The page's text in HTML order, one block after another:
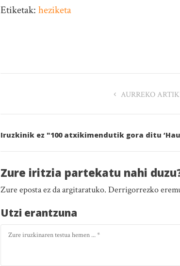
Etiketak: heziketa
AURREKO
Iruzkinik ez "100 atxikimendutik gora ditu
Zure iritzia partekatu nahi
Zure eposta ez da argitaratuko. Derrigorrezko
Utzi erantzuna